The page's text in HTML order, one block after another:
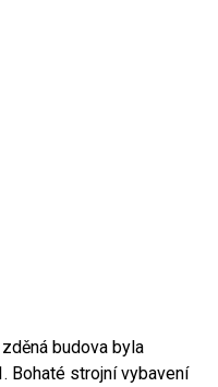
budova byla
Bohaté strojní vybavení